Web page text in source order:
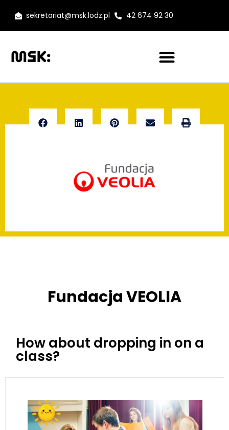
sekretariat@msk.lodz.pl 42 674 92 30
Fundacja VEOLIA
How about dropping in on a
class?